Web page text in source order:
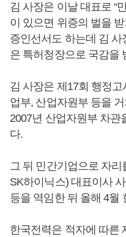
김 사장은 이날 대표로 “
이 있으면 위증의 벌을
증인선서도 하는데 김
은 특허청장으로 국감을
김 사장은 제17회 행정
업부, 산업자원부 등을
2007년 산업자원부 차관
다.
그 뒤 민간기업으로 자
SK하이닉스) 대표이사
등을 역임한 뒤 올해 4월
한국전력은 적자에 따른